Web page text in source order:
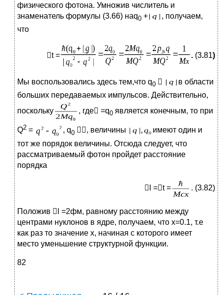
физического фотона. Умножив числитель и
знаменатель формулы (3.66) наq0 +
, получаем,
что
t = . (3.81)
Мы воспользовались здесь тем,что q0 
в области
больших передаваемых импульсов. Действительно,
поскольку
, где =q0 является конечным, то при
Q2 = , q0 , величины
имеют один и
тот же порядок величины. Отсюда следует, что
рассматриваемый фотон пройдет расстояние
порядка
l =t = . (3.82)
Положив l =2фм, равному расстоянию между
центрами нуклонов в ядре, получаем, что х=0.1, т.е
как раз то значение x, начиная с которого имеет
место уменьшение структурной функции.
82